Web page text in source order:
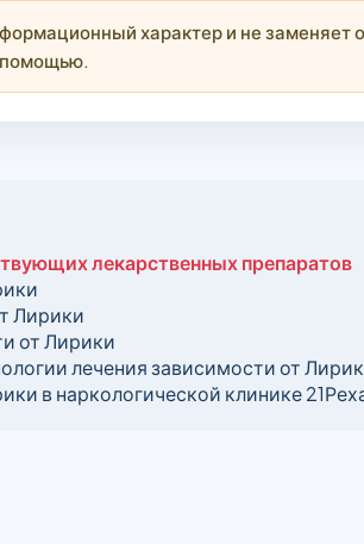
характер и не заменяет
лекарственных препаратов
Лирики
от Лирики
лечения зависимости от
в наркологической клинике